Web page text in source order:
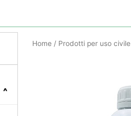
^
Home / Prodotti per uso civile